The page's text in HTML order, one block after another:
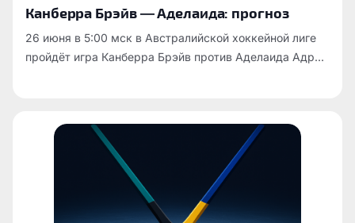
Канберра Брэйв — Аделаида: прогноз
26 июня в 5:00 мск в Австралийской хоккейной лиге
пройдёт игра Канберра Брэйв против Аделаида Адр...